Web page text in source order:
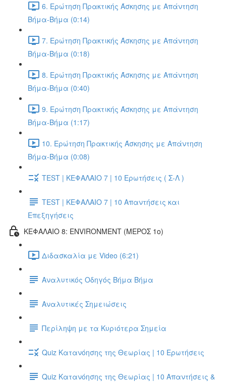
6. Ερώτηση Πρακτικής Άσκησης με Απάντηση
Βήμα-Βήμα (0:14)
7. Ερώτηση Πρακτικής Άσκησης με Απάντηση
Βήμα-Βήμα (0:18)
8. Ερώτηση Πρακτικής Άσκησης με Απάντηση
Βήμα-Βήμα (0:40)
9. Ερώτηση Πρακτικής Άσκησης με Απάντηση
Βήμα-Βήμα (1:17)
10. Ερώτηση Πρακτικής Άσκησης με Απάντηση
Βήμα-Βήμα (0:08)
TEST | ΚΕΦΑΛΑΙΟ 7 | 10 Ερωτήσεις ( Σ-Λ )
TEST | ΚΕΦΑΛΑΙΟ 7 | 10 Απαντήσεις και
Επεξηγήσεις
ΚΕΦΑΛΑΙΟ 8: ENVIRONMENT (ΜΕΡΟΣ 1o)
Διδασκαλία με Video (6:21)
Αναλυτικός Οδηγός Βήμα Βήμα
Αναλυτικές Σημειώσεις
Περίληψη με τα Κυριότερα Σημεία
Quiz Κατανόησης της Θεωρίας | 10 Ερωτήσεις
Quiz Κατανόησης της Θεωρίας | 10 Απαντήσεις &